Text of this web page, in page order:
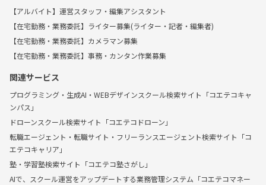
【アルバイト】運営スタッフ・編集アシスタント
【在宅勤務・業務委託】ライター募集(ライター・記者・編集者)
【在宅勤務・業務委託】カメラマン募集
【在宅勤務・業務委託】事務・カンタン作業募集
関連サービス
プログラミング・生成AI・WEBデザインスクール検索サイト「コエテコキャ
ンパス」
ドローンスクール検索サイト「コエテコドローン」
転職エージェント・転職サイト・フリーランスエージェント検索サイト「コ
エテコキャリア」
塾・学習塾検索サイト「コエテコ塾さがし」
AIで、スクール運営をアップデートする業務管理システム「コエテコマネー